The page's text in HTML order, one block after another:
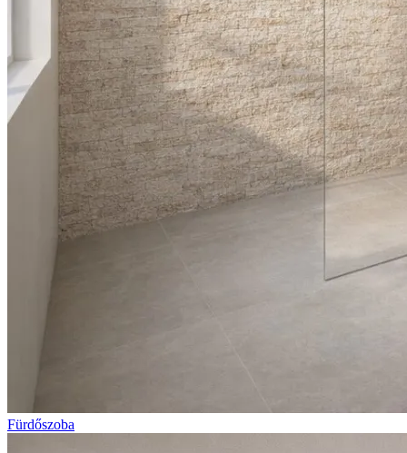
Fürdőszoba